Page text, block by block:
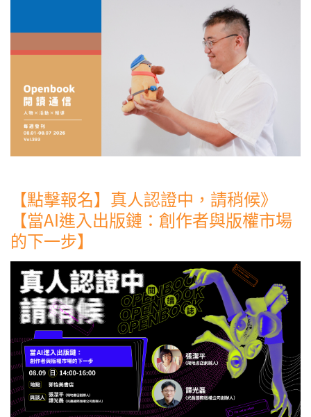
【點擊報名】真人認證中，請稍候》
【當AI進入出版鏈：創作者與版權市場
的下一步】